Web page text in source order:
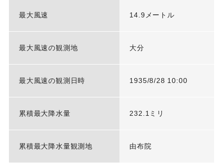
最大風速 14.9メートル
最大風速の観測地 大分
最大風速の観測日時 1935/8/28 10:00
累積最大降水量 232.1ミリ
累積最大降水量観測地 由布院